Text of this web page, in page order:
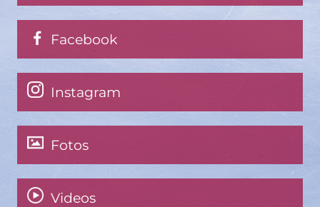
Facebook
Instagram
Fotos
Videos